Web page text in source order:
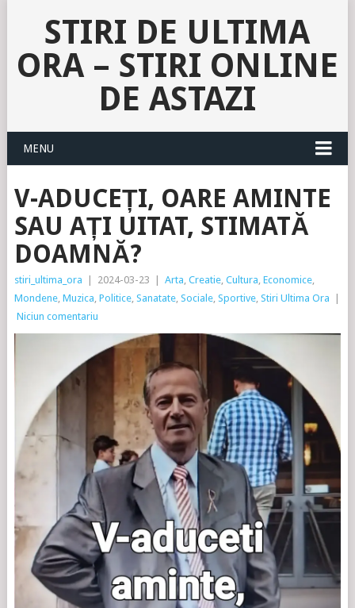
STIRI DE ULTIMA
ORA – STIRI ONLINE
DE ASTAZI
MENU
V-ADUCEȚI, OARE AMINTE
SAU AȚI UITAT, STIMATĂ
DOAMNĂ?
stiri_ultima_ora 2024-03-23 Arta, Creatie, Cultura, Economice,
Mondene, Muzica, Politice, Sanatate, Sociale, Sportive, Stiri Ultima Ora
Niciun comentariu